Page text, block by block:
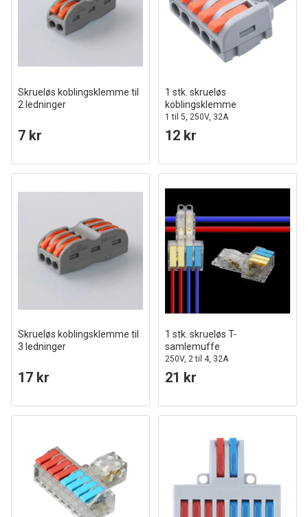
Skrueløs koblingsklemme til
2 ledninger
7 kr
1 stk. skrueløs
koblingsklemme
1 til 5, 250V, 32A
12 kr
Skrueløs koblingsklemme til
3 ledninger
17 kr
1 stk. skrueløs T-
samlemuffe
250V, 2 til 4, 32A
21 kr